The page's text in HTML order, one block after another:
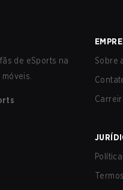
de eSports na
Sobre